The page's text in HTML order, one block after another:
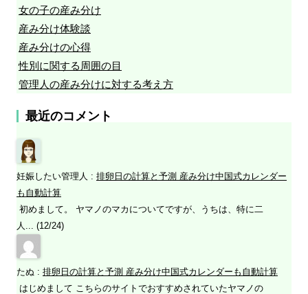
女の子の産み分け
産み分け体験談
産み分けの心得
性別に関する周囲の目
管理人の産み分けに対する考え方
最近のコメント
妊娠したい管理人 : 排卵日の計算と予測 産み分け中国式カレンダー
も自動計算
初めまして。 ヤマノのマカについてですが、うちは、特に二
人... (12/24)
たぬ : 排卵日の計算と予測 産み分け中国式カレンダーも自動計算
はじめまして こちらのサイトでおすすめされていたヤマノの